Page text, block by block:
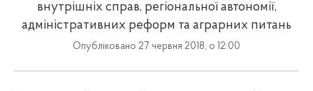
внутрішніх справ, регіональної автономії,
адміністративних реформ та аграрних питань
Опубліковано 27 червня 2018, о 12:00